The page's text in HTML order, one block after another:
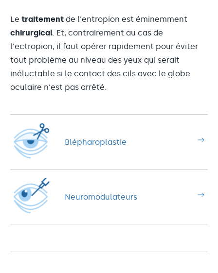
Le traitement de l'entropion est éminemment
chirurgical. Et, contrairement au cas de
l'ectropion, il faut opérer rapidement pour éviter
tout problème au niveau des yeux qui serait
inéluctable si le contact des cils avec le globe
oculaire n'est pas arrêté.
Blépharoplastie
Neuromodulateurs